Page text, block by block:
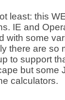
least: this
IE and
with some
there are so
to support
but some
calculators.